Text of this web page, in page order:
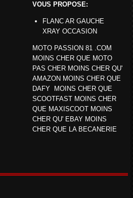
VOUS PROPOSE:
FLANC AR GAUCHE
XRAY OCCASION
MOTO PASSION 81 .COM
MOINS CHER QUE MOTO
PAS CHER MOINS CHER QU'
AMAZON MOINS CHER QUE
DAFY MOINS CHER QUE
SCOOTFAST MOINS CHER
QUE MAXISCOOT MOINS
CHER QU' EBAY MOINS
CHER QUE LA BECANERIE